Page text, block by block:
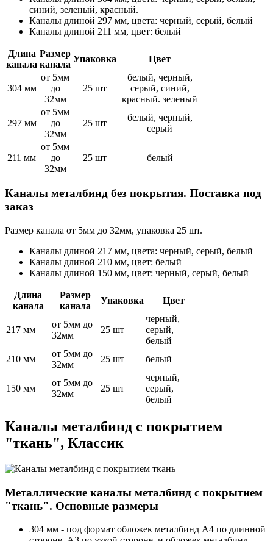
синий, зеленый, красный.
Каналы длиной 297 мм, цвета: черный, серый, белый
Каналы длиной 211 мм, цвет: белый
Длина
канала
Размер
канала
Упаковка Цвет
304 мм
от 5мм
до
32мм
25 шт
белый, черный,
серый, синий,
красный. зеленый
297 мм
от 5мм
до
32мм
25 шт
белый, черный,
серый
211 мм
от 5мм
до
32мм
25 шт белый
Каналы металбинд без покрытия. Поставка под
заказ
Размер канала от 5мм до 32мм, упаковка 25 шт.
Каналы длиной 217 мм, цвета: черный, серый, белый
Каналы длиной 210 мм, цвет: белый
Каналы длиной 150 мм, цвет: черный, серый, белый
Длина
канала
Размер
канала
Упаковка Цвет
217 мм
от 5мм до
32мм
25 шт
черный,
серый,
белый
210 мм
от 5мм до
32мм
25 шт белый
150 мм
от 5мм до
32мм
25 шт
черный,
серый,
белый
Каналы металбинд с покрытием
"ткань", Классик
Металлические каналы металбинд с покрытием
"ткань". Основные размеры
304 мм - под формат обложек металбинд А4 по длинной